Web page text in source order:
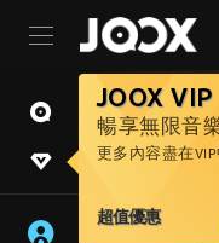
JOOX VIP
暢享無限音
更多內容盡在
超值優惠